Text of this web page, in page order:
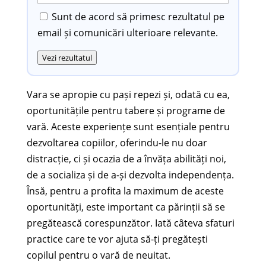
Sunt de acord să primesc rezultatul pe
email și comunicări ulterioare relevante.
Vezi rezultatul
Vara se apropie cu pași repezi și, odată cu ea,
oportunitățile pentru tabere și programe de
vară. Aceste experiențe sunt esențiale pentru
dezvoltarea copiilor, oferindu-le nu doar
distracție, ci și ocazia de a învăța abilități noi,
de a socializa și de a-și dezvolta independența.
Însă, pentru a profita la maximum de aceste
oportunități, este important ca părinții să se
pregătească corespunzător. Iată câteva sfaturi
practice care te vor ajuta să-ți pregătești
copilul pentru o vară de neuitat.